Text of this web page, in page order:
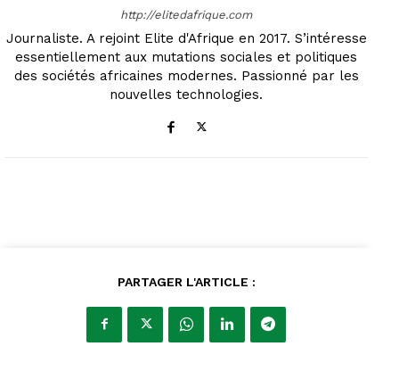
http://elitedafrique.com
Journaliste. A rejoint Elite d'Afrique en 2017. S’intéresse
essentiellement aux mutations sociales et politiques
des sociétés africaines modernes. Passionné par les
nouvelles technologies.
PARTAGER L'ARTICLE :